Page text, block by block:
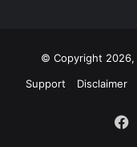
© Copyright
Support
Disclaimer